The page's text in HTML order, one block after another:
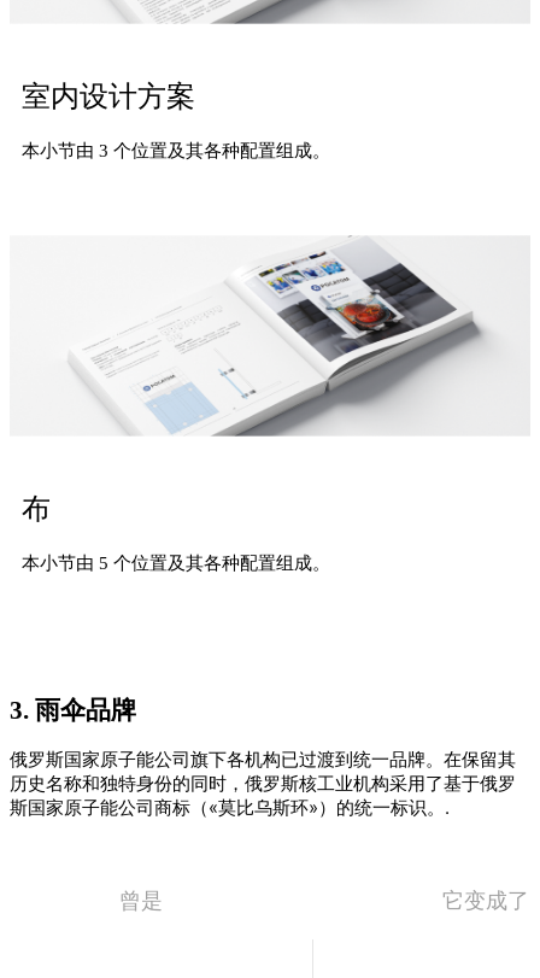
室内设计方案
本小节由 3 个位置及其各种配置组成。
布
本小节由 5 个位置及其各种配置组成。
3. 雨伞品牌
俄罗斯国家原子能公司旗下各机构已过渡到统一品牌。在保留其
历史名称和独特身份的同时，俄罗斯核工业机构采用了基于俄罗
斯国家原子能公司商标（«莫比乌斯环»）的统一标识。.
曾是 它变成了